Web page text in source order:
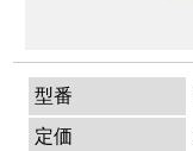
型番
定価